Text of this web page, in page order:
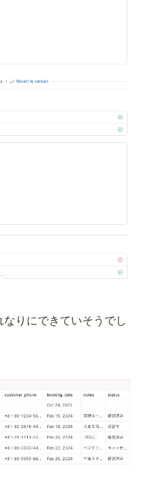
りにできていそうでし